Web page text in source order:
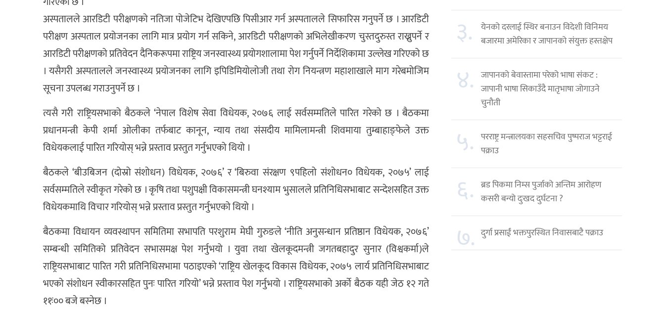
अस्पतालले आरडिटी परीक्षणको नतिजा पोजेटिभ देखिएपछि पिसीआर गर्न अस्पतालले सिफारिस गनुपर्ने छ । आरडिटी
परीक्षण अस्पताल प्रयोजनका लागि मात्र प्रयोग गर्न सकिने, आरडिटी परीक्षणको अभिलेखीकरण चुस्तदुरुस्त राख्नुपर्ने र
आरडिटी परीक्षणको प्रतिवेदन दैनिकरूपमा राष्ट्रिय जनस्वास्थ्य प्रयोगशालामा पेश गर्नुपर्ने निर्देशिकामा उल्लेख गरिएको छ
। यसैगरी अस्पतालले जनस्वास्थ्य प्रयोजनका लागि इपिडिमियोलोजी तथा रोग नियन्त्रण महाशाखाले माग गरेबमोजिम
सूचना उपलब्ध गराउनुपर्ने छ ।
त्यसै गरी राष्ट्रियसभाको बैठकले ‘नेपाल विशेष सेवा विधेयक, २०७६ लाई सर्वसम्मतिले पारित गरेको छ । बैठकमा
प्रधानमन्त्री केपी शर्मा ओलीका तर्फबाट कानून, न्याय तथा संसदीय मामिलामन्त्री शिवमाया तुम्बाहाङ्फेले उक्त
विधेयकलाई पारित गरियोस् भन्ने प्रस्ताव प्रस्तुत गर्नुभएको थियो ।
बैठकले ‘बीउबिजन (दोस्रो संशोधन) विधेयक, २०७६’ र ‘बिरुवा संरक्षण ९पहिलो संशोधन० विधेयक, २०७५’ लाई
सर्वसम्मतिले स्वीकृत गरेको छ । कृषि तथा पशुपक्षी विकासमन्त्री घनश्याम भुसालले प्रतिनिधिसभाबाट सन्देशसहित उक्त
विधेयकमाथि विचार गरियोस् भन्ने प्रस्ताव प्रस्तुत गर्नुभएको थियो ।
बैठकमा विधायन व्यवस्थापन समितिमा सभापति परशुराम मेघी गुरुङले ‘नीति अनुसन्धान प्रतिष्ठान विधेयक, २०७६’
सम्बन्धी समितिको प्रतिवेदन सभासमक्ष पेश गर्नुभयो । युवा तथा खेलकूदमन्त्री जगतबहादुर सुनार (विश्वकर्मा)ले
राष्ट्रियसभाबाट पारित गरी प्रतिनिधिसभामा पठाइएको ‘राष्ट्रिय खेलकूद विकास विधेयक, २०७५ लार्य प्रतिनिधिसभाबाट
भएको संशोधन स्वीकारसहित पुनः पारित गरियो’ भन्ने प्रस्ताव पेश गर्नुभयो । राष्ट्रियसभाको अर्को बैठक यही जेठ १२ गते
११ः०० बजे बस्नेछ ।
३.
येनको दरलाई स्थिर बनाउन विदेशी विनिमय
बजारमा अमेरिका र जापानको संयुक्त हस्तक्षेप
४. जापानको बेवास्तामा परेको भाषा संकट :
जापानी भाषा सिकाउँदै मातृभाषा जोगाउने
चुनौती
५. परराष्ट्र मन्त्रालयका सहसचिव पुष्पराज भट्टराई
पक्राउ
६. ब्रड पिकमा निम्स पुर्जाको अन्तिम आरोहण
कसरी बन्यो दुःखद दुर्घटना ?
७. दुर्गा प्रसाईं भक्तपुरस्थित निवासबाटै पक्राउ